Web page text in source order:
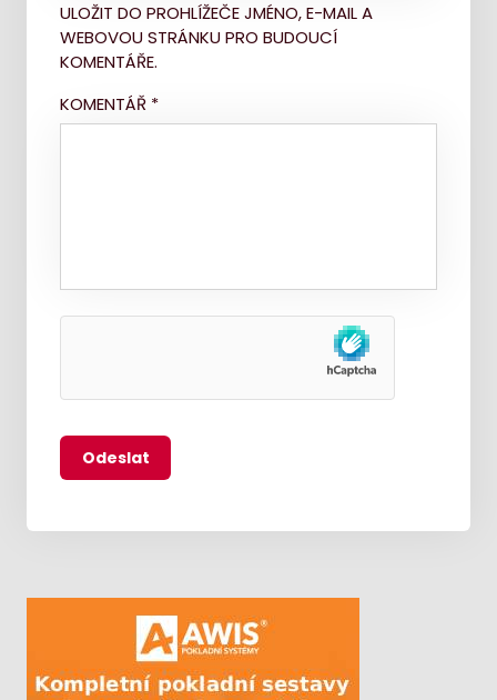
ULOŽIT DO PROHLÍŽEČE JMÉNO, E-MAIL A
WEBOVOU STRÁNKU PRO BUDOUCÍ
KOMENTÁŘE.
KOMENTÁŘ *